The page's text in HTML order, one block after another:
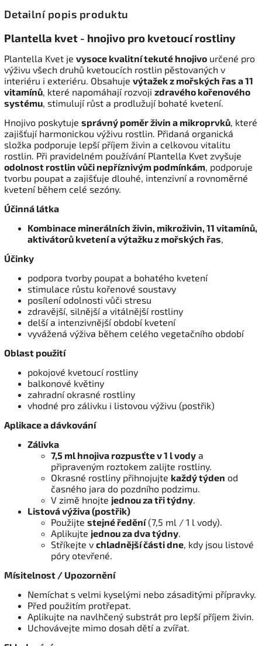
Detailní popis produktu
Plantella kvet - hnojivo pro kvetoucí rostliny
Plantella Kvet je vysoce kvalitní tekuté hnojivo určené pro
výživu všech druhů kvetoucích rostlin pěstovaných v
interiéru i exteriéru. Obsahuje výtažek z mořských řas a 11
vitamínů, které napomáhají rozvoji zdravého kořenového
systému, stimulují růst a prodlužují bohaté kvetení.
Hnojivo poskytuje správný poměr živin a mikroprvků, které
zajišťují harmonickou výživu rostlin. Přidaná organická
složka podporuje lepší příjem živin a celkovou vitalitu
rostlin. Při pravidelném používání Plantella Kvet zvyšuje
odolnost rostlin vůči nepříznivým podmínkám, podporuje
tvorbu poupat a zajišťuje dlouhé, intenzivní a rovnoměrné
kvetení během celé sezóny.
Účinná látka
Kombinace minerálních živin, mikroživin, 11 vitamínů,
aktivátorů kvetení a výtažku z mořských řas,
Účinky
podpora tvorby poupat a bohatého kvetení
stimulace růstu kořenové soustavy
posílení odolnosti vůči stresu
zdravější, silnější a vitálnější rostliny
delší a intenzivnější období kvetení
vyvážená výživa během celého vegetačního období
Oblast použití
pokojové kvetoucí rostliny
balkonové květiny
zahradní okrasné rostliny
vhodné pro zálivku i listovou výživu (postřik)
Aplikace a dávkování
Zálivka
7,5 ml hnojiva rozpusťte v 1 l vody a
připraveným roztokem zalijte rostliny.
Okrasné rostliny přihnojujte každý týden od
časného jara do pozdního podzimu.
V zimě hnojte jednou za tři týdny.
Listová výživa (postřik)
Použijte stejné ředění(7,5 ml / 1 l vody).
Aplikujte jednou za dva týdny.
Stříkejte v chladnější části dne, kdy jsou listové
póry otevřené.
Mísitelnost / Upozornění
Nemíchat s velmi kyselými nebo zásaditými přípravky.
Před použitím protřepat.
Aplikujte na navlhčený substrát pro lepší příjem živin.
Uchovávejte mimo dosah dětí a zvířat.